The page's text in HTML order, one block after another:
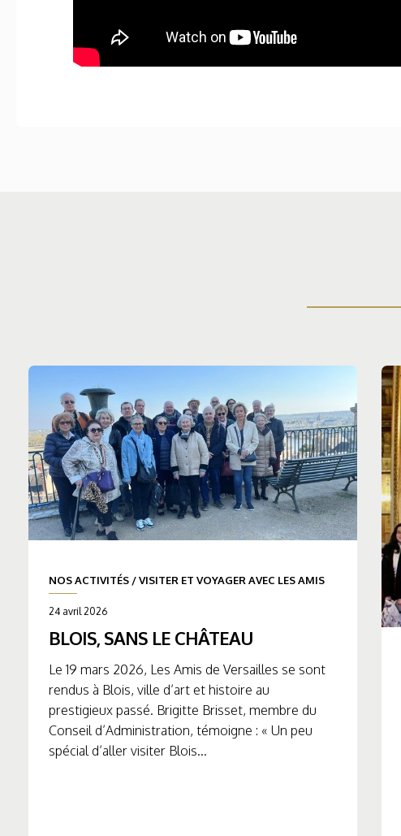
NOS ACTIVITÉS /VISITER ET VOYAGER AVEC LES AMIS
24 avril 2026
BLOIS, SANS LE CHÂTEAU
Le 19 mars 2026, Les Amis de Versailles se sont
rendus à Blois, ville d’art et histoire au
prestigieux passé. Brigitte Brisset, membre du
Conseil d’Administration, témoigne : « Un peu
spécial d’aller visiter Blois...